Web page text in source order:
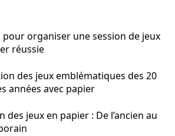
pour organiser une session de jeux
réussie
des jeux emblématiques des 20
années avec papier
des jeux en papier : De l’ancien au